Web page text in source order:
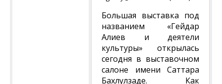
Большая выставка под
названием «Гейдар
Алиев и деятели
культуры» открылась
сегодня в выставочном
салоне имени Саттара
Бахлулзаде. Как